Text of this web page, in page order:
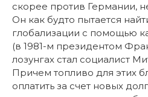
скорее против Германии,
Он как будто пытается
глобализации с помощью
(в 1981-м президентом
лозунгах стал социалист
Причем топливо для этих
оплатить за счет новых